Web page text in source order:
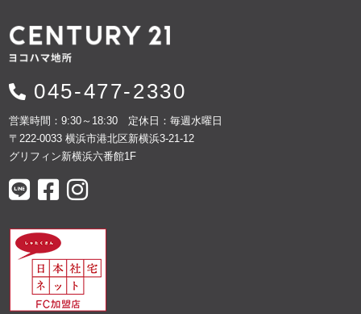
045-477-2330
営業時間：9:30～18:30 定休日：毎週水曜日
〒222-0033 横浜市港北区新横浜3-21-12
グリフィン新横浜六番館1F